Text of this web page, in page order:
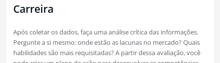
Carreira
Após coletar os dados, faça uma análise crítica das informações.
Pergunte a si mesmo: onde estão as lacunas no mercado? Quais
habilidades são mais requisitadas? A partir dessa avaliação, você